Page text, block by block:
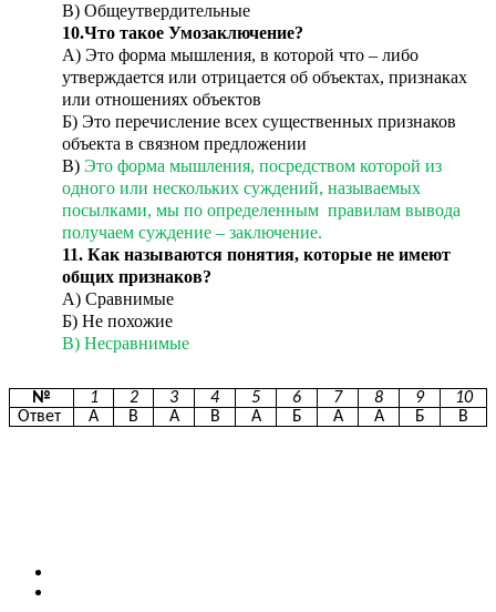
В) Общеутвердительные
10.Что такое Умозаключение?
А) Это форма мышления, в которой что – либо
утверждается или отрицается об объектах, признаках
или отношениях объектов
Б) Это перечисление всех существенных признаков
объекта в связном предложении
В) Это форма мышления, посредством которой из
одного или нескольких суждений, называемых
посылками, мы по определенным правилам вывода
получаем суждение – заключение.
11. Как называются понятия, которые не имеют
общих признаков?
А) Сравнимые
Б) Не похожие
В) Несравнимые
№ 1 2 3 4 5 6 7 8 9
10
Ответ
А В А В А Б А А Б В